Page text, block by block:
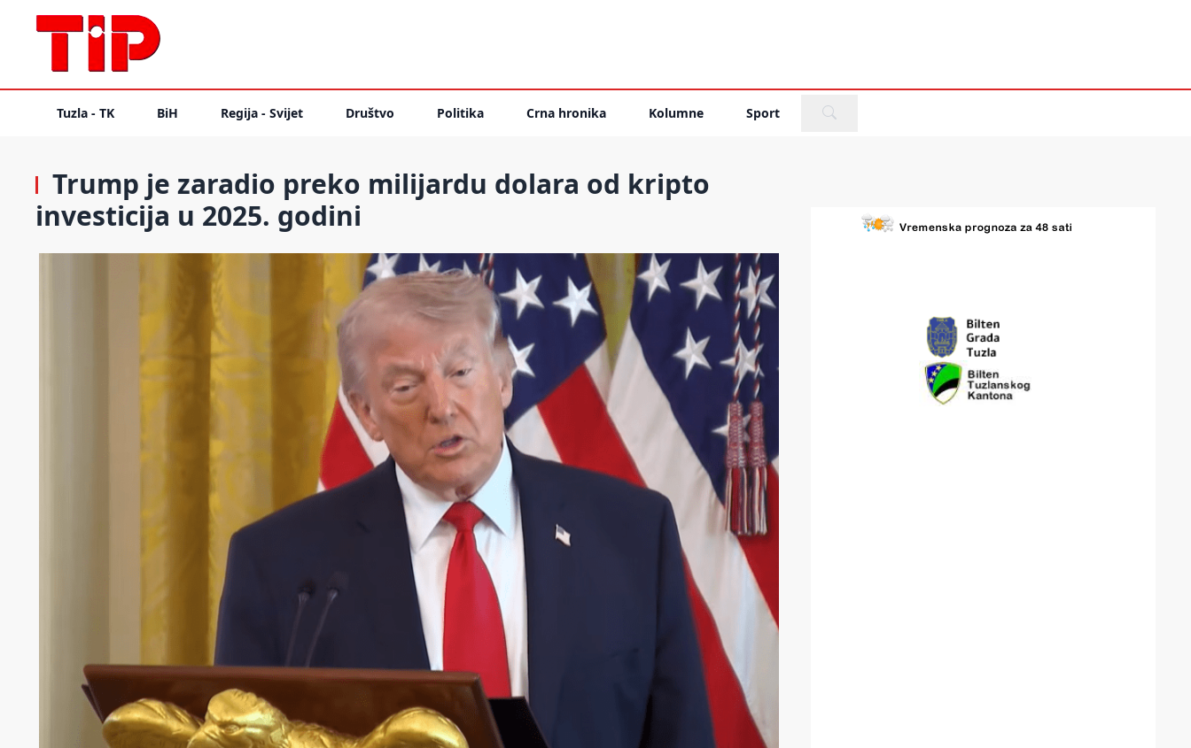
Tuzla - TK BiH Regija - Svijet Društvo Politika Crna hronika Kolumne Sport
Trump je zaradio preko milijardu dolara od kripto
investicija u 2025. godini